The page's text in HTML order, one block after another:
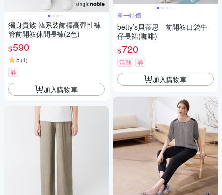
獨身貴族 韓系裝飾標高彈性褲
管前開衩休閒長褲(2色)
$590
5 (1)
券
加入購物車
單一特價
betty’s貝蒂思 前開衩口袋牛
仔長裙(咖啡)
$720
活動 券
加入購物車